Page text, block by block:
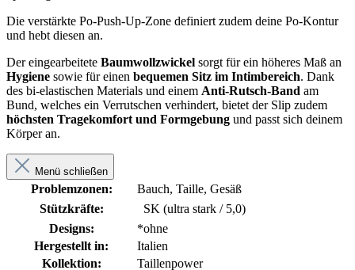
Die verstärkte Po-Push-Up-Zone definiert zudem deine Po-Kontur
und hebt diesen an.
Der eingearbeitete Baumwollzwickel sorgt für ein höheres Maß an
Hygiene sowie für einen bequemen Sitz im Intimbereich. Dank
des bi-elastischen Materials und einem Anti-Rutsch-Band am
Bund, welches ein Verrutschen verhindert, bietet der Slip zudem
höchsten Tragekomfort und Formgebung und passt sich deinem
Körper an.
Menü schließen
Problemzonen:
Bauch, Taille, Gesäß
Stützkräfte:
SK (ultra stark / 5,0)
Designs:
*ohne
Hergestellt in:
Italien
Kollektion:
Taillenpower